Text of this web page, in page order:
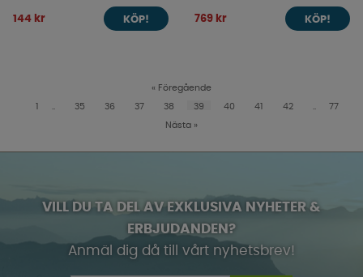
144 kr KÖP! 769 kr KÖP!
« Föregående
1 35 36 37 38 39 40 41 42 77
Nästa »
VILL DU TA DEL AV EXKLUSIVA NYHETER &
ERBJUDANDEN?
Anmäl dig då till vårt nyhetsbrev!